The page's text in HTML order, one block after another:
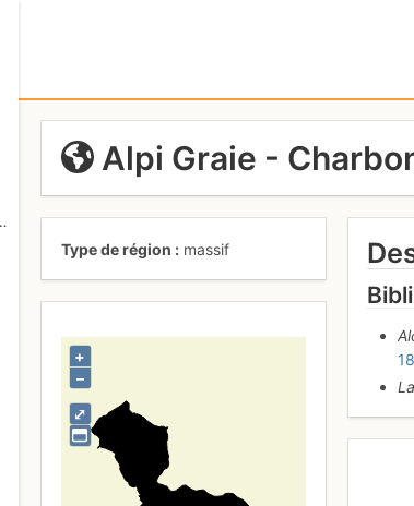
Alpi Graie -
Type de région massif
⤢
+
–